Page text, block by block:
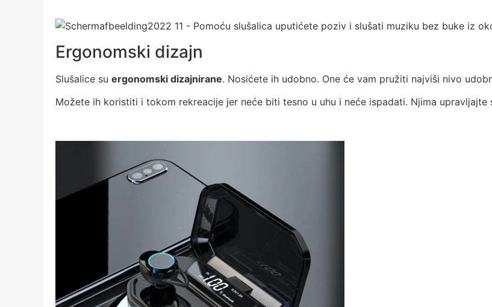
Ergonomski dizajn
Slušalice su ergonomski dizajnirane. Nosićete ih udobno. One će vam pružiti najviši nivo
Možete ih koristiti i tokom rekreacije jer neće biti tesno u uhu i neće ispadati. Njima upravljajte